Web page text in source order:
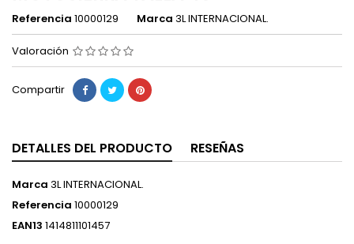
Referencia 10000129 Marca 3L INTERNACIONAL.
Valoración
Compartir
DETALLES DEL PRODUCTO RESEÑAS
Marca 3L INTERNACIONAL.
Referencia 10000129
EAN13 1414811101457